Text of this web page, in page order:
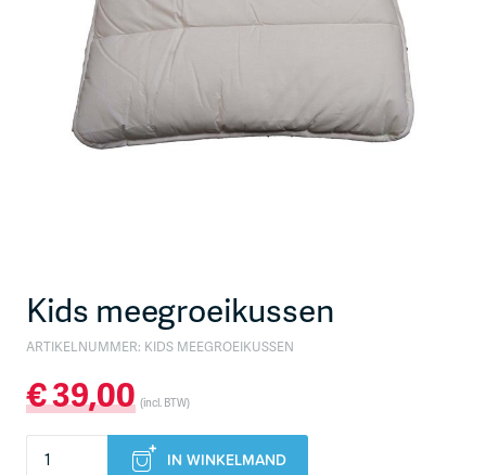
Kids meegroeikussen
ARTIKELNUMMER: KIDS MEEGROEIKUSSEN
€39,00 (incl. BTW)
IN WINKELMAND